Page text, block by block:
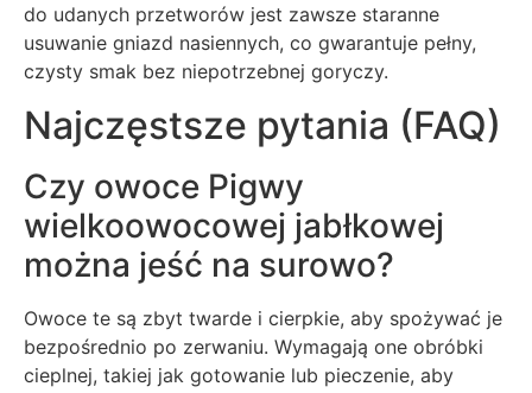
do udanych przetworów jest zawsze staranne
usuwanie gniazd nasiennych, co gwarantuje pełny,
czysty smak bez niepotrzebnej goryczy.
Najczęstsze pytania (FAQ)
Czy owoce Pigwy
wielkoowocowej jabłkowej
można jeść na surowo?
Owoce te są zbyt twarde i cierpkie, aby spożywać je
bezpośrednio po zerwaniu. Wymagają one obróbki
cieplnej, takiej jak gotowanie lub pieczenie, aby